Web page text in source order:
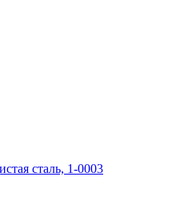
сталь, 1-0003